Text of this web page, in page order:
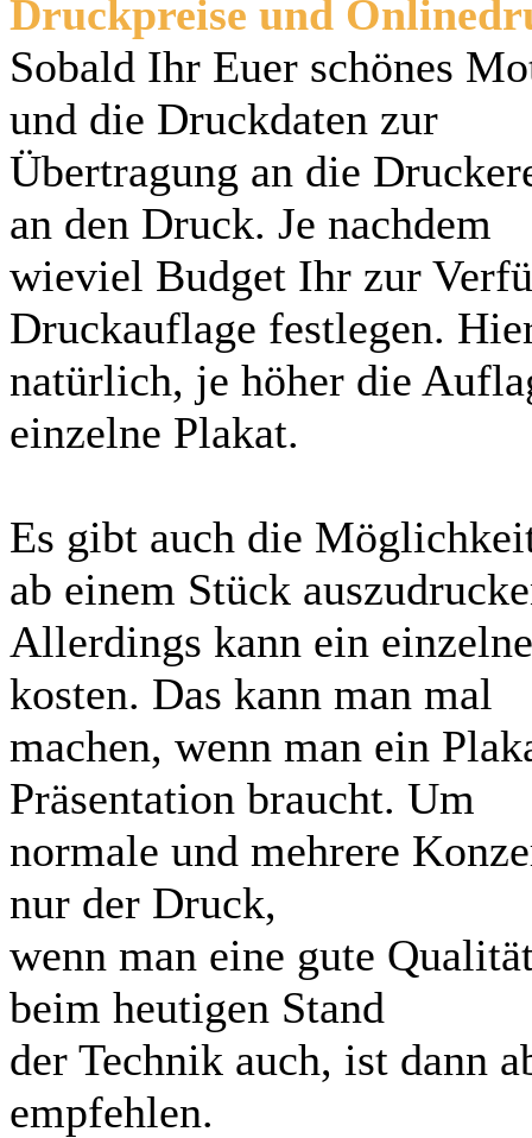
Druckpreise und
Sobald Ihr Euer schönes
und die Druckdaten zur
Übertragung an die
an den Druck. Je nachdem
wieviel Budget Ihr zur
Druckauflage festlegen.
natürlich, je höher die
einzelne Plakat.
Es gibt auch die
ab einem Stück
Allerdings kann ein
kosten. Das kann man mal
machen, wenn man ein
Präsentation braucht. Um
normale und mehrere
nur der Druck,
wenn man eine gute
beim heutigen Stand
der Technik auch, ist dann
empfehlen.